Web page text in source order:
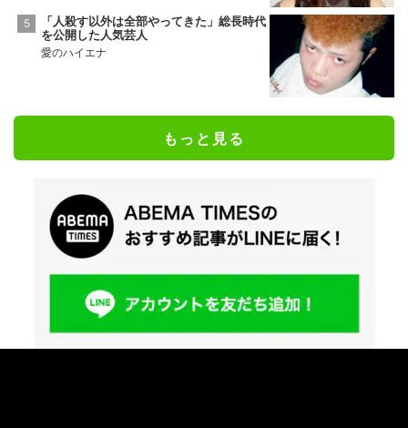
「人殺す以外は全部やってきた」総長時代
を公開した人気芸人
愛のハイエナ
もっと見る